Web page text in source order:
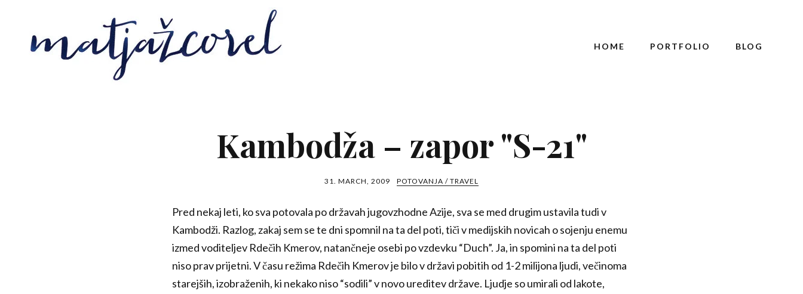
HOME PORTFOLIO BLOG
Kambodža – zapor "S-21"
31. MARCH, 2009 POTOVANJA / TRAVEL
Pred nekaj leti, ko sva potovala po državah jugovzhodne Azije, sva se med drugim ustavila tudi v
Kambodži. Razlog, zakaj sem se te dni spomnil na ta del poti, tiči v medijskih novicah o sojenju enemu
izmed voditeljev Rdečih Kmerov, natančneje osebi po vzdevku “Duch”. Ja, in spomini na ta del poti
niso prav prijetni. V času režima Rdečih Kmerov je bilo v državi pobitih od 1-2 milijona ljudi, večinoma
starejših, izobraženih, ki nekako niso “sodili” v novo ureditev države. Ljudje so umirali od lakote,